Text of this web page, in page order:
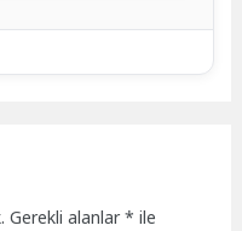
Gerekli alanlar* ile